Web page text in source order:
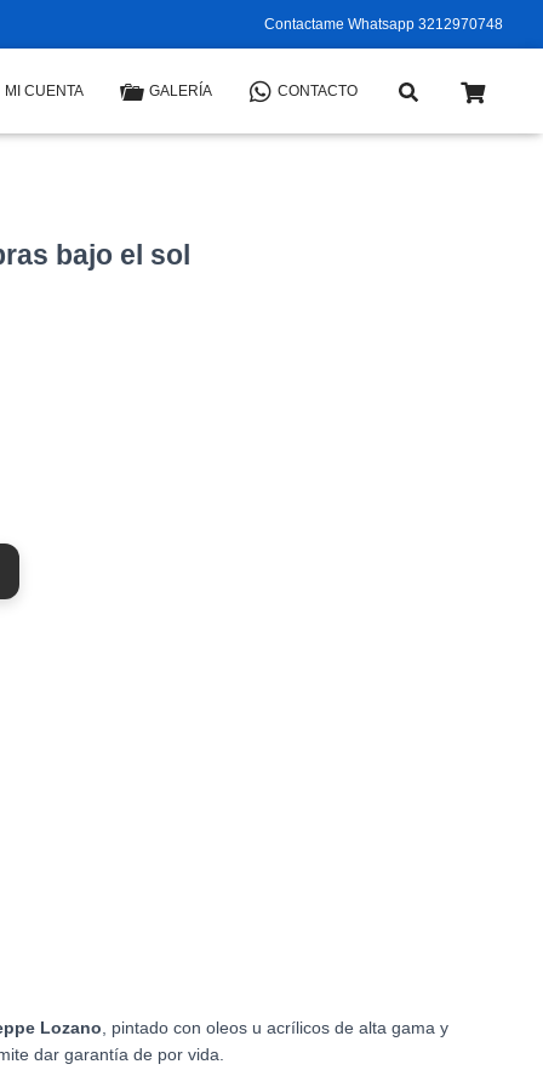
Contactame Whatsapp 3212970748
MI CUENTA GALERÍA CONTACTO
bajo el sol
Lozano , pintado con oleos u acrílicos de alta gama y
dar garantía de por vida.